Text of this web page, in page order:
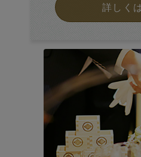
詳しく